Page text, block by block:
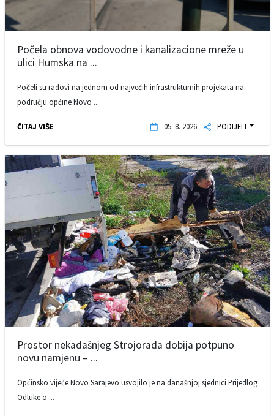
Počela obnova vodovodne i kanalizacione mreže u
ulici Humska na ...
Počeli su radovi na jednom od najvećih infrastrukturnih projekata na
području općine Novo ...
ČITAJ VIŠE 05. 8. 2026. PODIJELI
Prostor nekadašnjeg Strojorada dobija potpuno
novu namjenu – ...
Općinsko vijeće Novo Sarajevo usvojilo je na današnjoj sjednici Prijedlog
Odluke o ...